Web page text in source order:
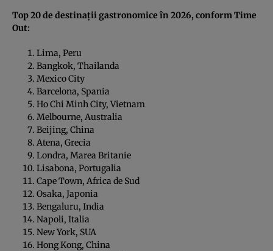
Top 20 de destinații gastronomice în 2026, conform Time
Out:
Lima, Peru
Bangkok, Thailanda
Mexico City
Barcelona, Spania
Ho Chi Minh City, Vietnam
Melbourne, Australia
Beijing, China
Atena, Grecia
Londra, Marea Britanie
Lisabona, Portugalia
Cape Town, Africa de Sud
Osaka, Japonia
Bengaluru, India
Napoli, Italia
New York, SUA
Hong Kong, China